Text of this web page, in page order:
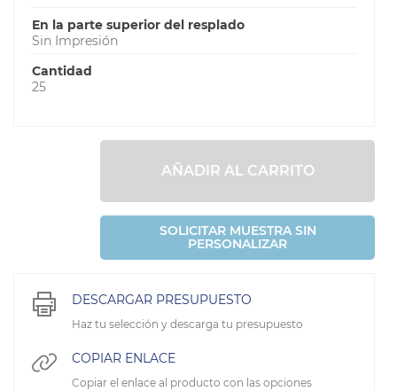
En la parte superior del resplado
Sin Impresión
Cantidad
25
AÑADIR AL CARRITO
SOLICITAR MUESTRA SIN
PERSONALIZAR
DESCARGAR PRESUPUESTO
Haz tu selección y descarga tu presupuesto
COPIAR ENLACE
Copiar el enlace al producto con las opciones